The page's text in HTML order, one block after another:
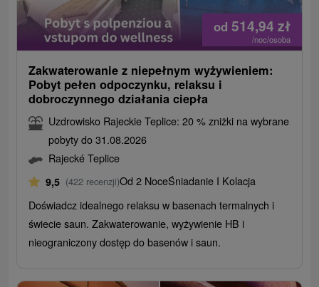
od 514,94 zł
/noc/osoba
Zakwaterowanie z niepełnym wyżywieniem:
Pobyt pełen odpoczynku, relaksu i
dobroczynnego działania ciepła
Uzdrowisko Rajeckie Teplice: 20 % zniżki na wybrane
pobyty do 31.08.2026
Rajecké Teplice
9,5 (422 recenzji)Od 2 NoceŚniadanie I Kolacja
Doświadcz idealnego relaksu w basenach termalnych i
świecie saun. Zakwaterowanie, wyżywienie HB i
nieograniczony dostęp do basenów i saun.